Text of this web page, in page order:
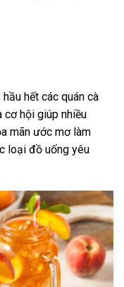
hết các quán cà
cơ hội giúp nhiều
mãn ước mơ làm
loại đồ uống yêu